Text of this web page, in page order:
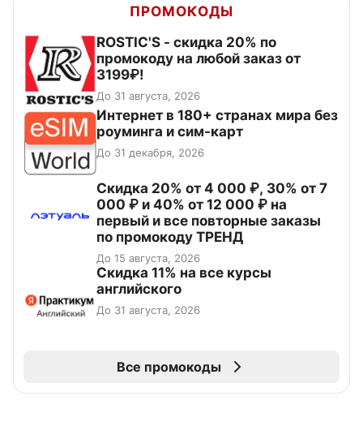
ПРОМОКОДЫ
ROSTIC'S - скидка 20% по
промокоду на любой заказ от
3199₽!
До 31 августа, 2026
Интернет в 180+ странах мира без
роуминга и сим-карт
До 31 декабря, 2026
Скидка 20% от 4 000 ₽, 30% от 7
000 ₽ и 40% от 12 000 ₽ на
первый и все повторные заказы
по промокоду ТРЕНД
До 15 августа, 2026
Скидка 11% на все курсы
английского
До 31 августа, 2026
Все промокоды